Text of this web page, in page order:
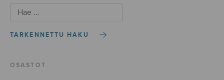
TARKENNETTU HAKU
OSASTOT